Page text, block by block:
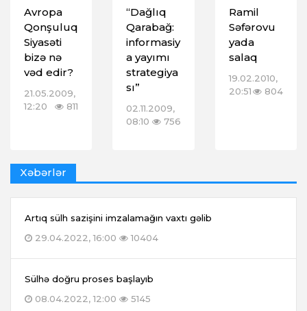
Avropa
Qonşuluq
Siyasəti
bizə nə
vəd edir?
21.05.2009,
12:20
811
“Dağlıq
Qarabağ:
informasiy
a yayımı
strategiya
sı”
02.11.2009,
08:10
756
Ramil
Səfərovu
yada
salaq
19.02.2010,
20:51
804
Xəbərlər
Artıq sülh sazişini imzalamağın vaxtı gəlib
29.04.2022, 16:00
10404
Sülhə doğru proses başlayıb
08.04.2022, 12:00
5145